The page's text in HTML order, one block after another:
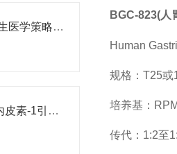
更安全更快速的再生医学策略：利用直接重编程改变细胞身份
内皮素受体B抑制内皮素-1引起的肝星状细胞活化
BGC-823(人
Human
规格：T25或
培养基：
传代：1:2至